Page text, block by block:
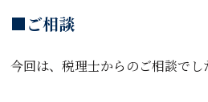
■ご相談
今回は、税理士からのご相談でし